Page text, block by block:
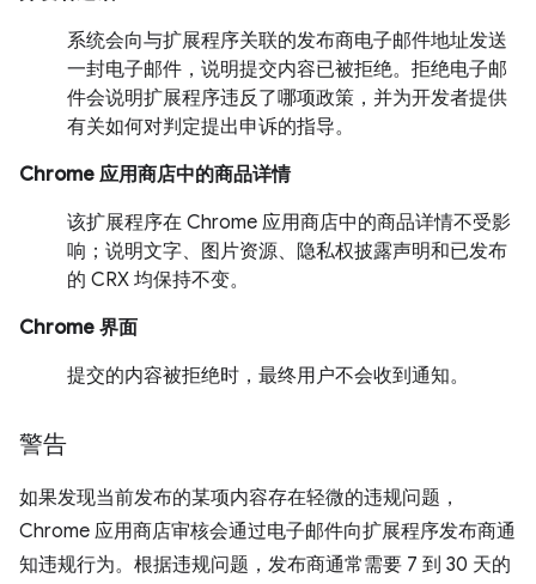
系统会向与扩展程序关联的发布商电子邮件地址发送
一封电子邮件，说明提交内容已被拒绝。拒绝电子邮
件会说明扩展程序违反了哪项政策，并为开发者提供
有关如何对判定提出申诉的指导。
Chrome 应用商店中的商品详情
该扩展程序在 Chrome 应用商店中的商品详情不受影
响；说明文字、图片资源、隐私权披露声明和已发布
的 CRX 均保持不变。
Chrome 界面
提交的内容被拒绝时，最终用户不会收到通知。
警告
如果发现当前发布的某项内容存在轻微的违规问题，
Chrome 应用商店审核会通过电子邮件向扩展程序发布商通
知违规行为。根据违规问题，发布商通常需要 7 到 30 天的